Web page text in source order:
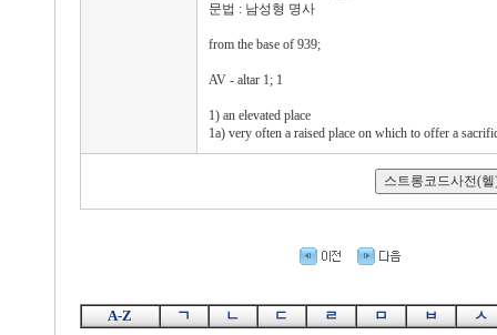
문법 : 남성형 명사
from the base of 939;
AV - altar 1; 1
1) an elevated place
1a) very often a raised place on which to offer a
A-Z ㄱ ㄴ ㄷ ㄹ ㅁ ㅂ ㅅ